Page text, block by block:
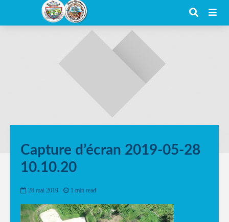
Capture d’écran 2019-05-28
10.10.20
28 mai 2019 1 min read